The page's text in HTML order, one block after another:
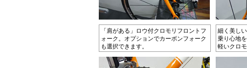
「肩がある」ロウ付クロモリフロントフ
ォーク。オプションでカーボンフォーク
も選択できます。
細く美し
乗り心地
軽いクロ